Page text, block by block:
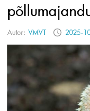
Autor: VMVT 2025-